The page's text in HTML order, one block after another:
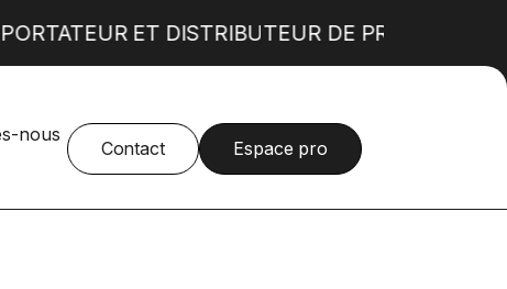
ET DISTRIBUTEUR DE PRODUITS
SURGELÉS
Fruits glacés enrobés de chocolat
Produits alimentaires norvégiens
Produits alimentaires bulgares
nous
Contact Espace pro